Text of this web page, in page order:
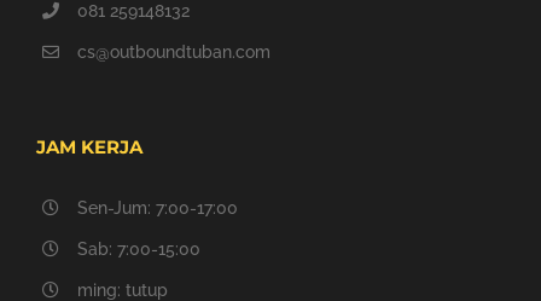
081 259148132
cs@outboundtuban.com
JAM KERJA
Sen-Jum: 7:00-17:00
Sab: 7:00-15:00
ming: tutup